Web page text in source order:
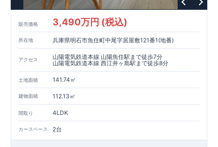
販売価格 3,490万円 (税込)
所在地 兵庫県明石市魚住町中尾字居屋敷121番1(地番)
アクセス
山陽電気鉄道本線 山陽魚住駅まで徒歩7分
山陽電気鉄道本線 西江井ヶ島駅まで徒歩8分
土地面積 141.74㎡
建物面積 112.13㎡
間取り 4LDK
カースペース 2台